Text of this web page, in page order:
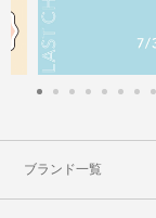
ブランド一覧